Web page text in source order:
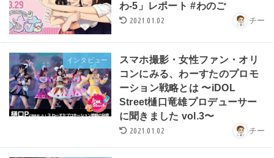
わ-5」レポート #わのご
2021.01.02 チー
インタビュー
スマホ撮影・女性ファン・オリ
コンにみる、わーすたのプロモ
ーション戦略とは 〜iDOL
Street樋口竜雄プロデューサー
に聞きました vol.3〜
2021.01.02 チー